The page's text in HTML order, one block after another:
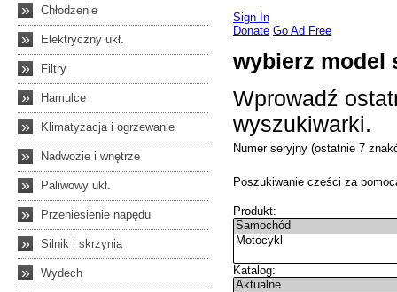
» Chłodzenie
» Elektryczny ukł.
» Filtry
» Hamulce
» Klimatyzacja i ogrzewanie
» Nadwozie i wnętrze
» Paliwowy ukł.
» Przeniesienie napędu
» Silnik i skrzynia
» Wydech